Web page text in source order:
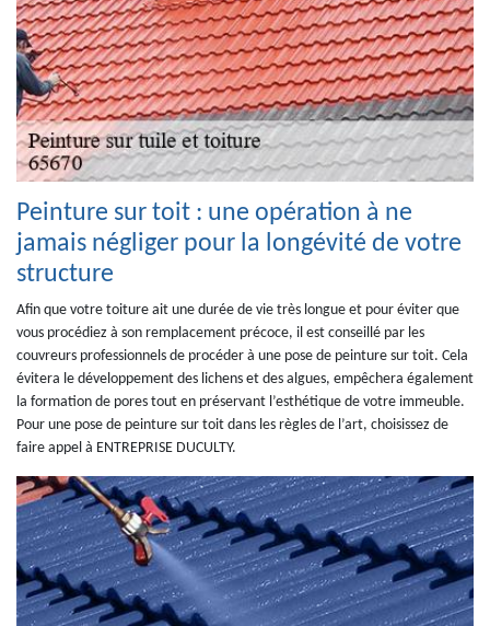
Peinture sur toit : une opération à ne
jamais négliger pour la longévité de votre
structure
Afin que votre toiture ait une durée de vie très longue et pour éviter que
vous procédiez à son remplacement précoce, il est conseillé par les
couvreurs professionnels de procéder à une pose de peinture sur toit. Cela
évitera le développement des lichens et des algues, empêchera également
la formation de pores tout en préservant l’esthétique de votre immeuble.
Pour une pose de peinture sur toit dans les règles de l’art, choisissez de
faire appel à ENTREPRISE DUCULTY.